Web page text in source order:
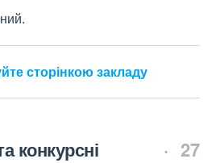
сторінкою закладу
конкурсні
27